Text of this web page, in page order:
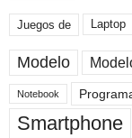
Juegos de Laptop
Modelo
Notebook
Smartphone